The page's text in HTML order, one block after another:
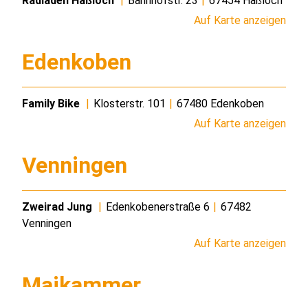
Auf Karte anzeigen
Edenkoben
Family Bike Klosterstr. 101
67480 Edenkoben
Auf Karte anzeigen
Venningen
Zweirad Jung Edenkobenerstraße 6
67482
Venningen
Auf Karte anzeigen